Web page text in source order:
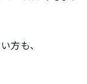
方も、